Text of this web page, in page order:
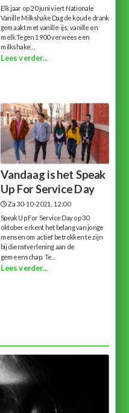
Elk jaar op 20 juni viert Nationale
Vanille Milkshake Dag de koude drank
gemaakt met vanille-ijs, vanille en
melk.Tegen 1900 verwees een
milkshake...
Lees verder...
Vandaag is het Speak
Up For Service Day
Za 30-10-2021, 12:00
Speak Up For Service Day op 30
oktober erkent het belang van jonge
mensen om actief betrokken te zijn
bij dienstverlening aan de
gemeenschap. Te...
Lees verder...